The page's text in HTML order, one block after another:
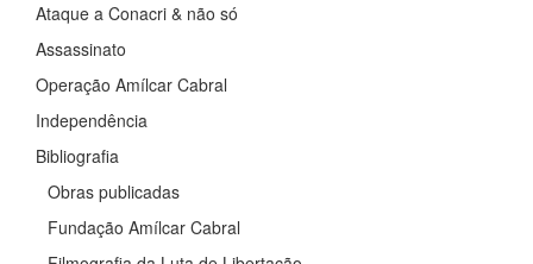
Ataque a Conacri & não só
Assassinato
Operação Amílcar Cabral
Independência
Bibliografia
Obras publicadas
Fundação Amílcar Cabral